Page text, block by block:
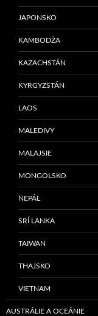
JAPONSKO
KAMBODŽA
KAZACHSTÁN
KYRGYZSTÁN
LAOS
MALEDIVY
MALAJSIE
MONGOLSKO
NEPÁL
SRÍ LANKA
TAIWAN
THAJSKO
VIETNAM
AUSTRÁLIE A OCEÁNIE